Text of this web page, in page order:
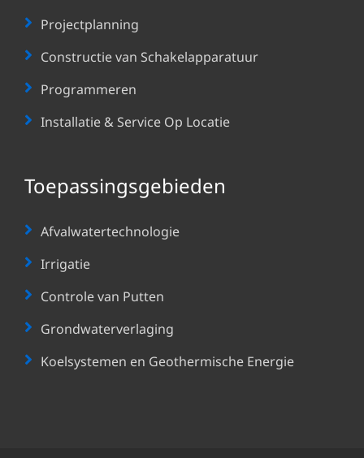
Projectplanning
Constructie van Schakelapparatuur
Programmeren
Installatie & Service Op Locatie
Toepassingsgebieden
Afvalwatertechnologie
Irrigatie
Controle van Putten
Grondwaterverlaging
Koelsystemen en Geothermische Energie